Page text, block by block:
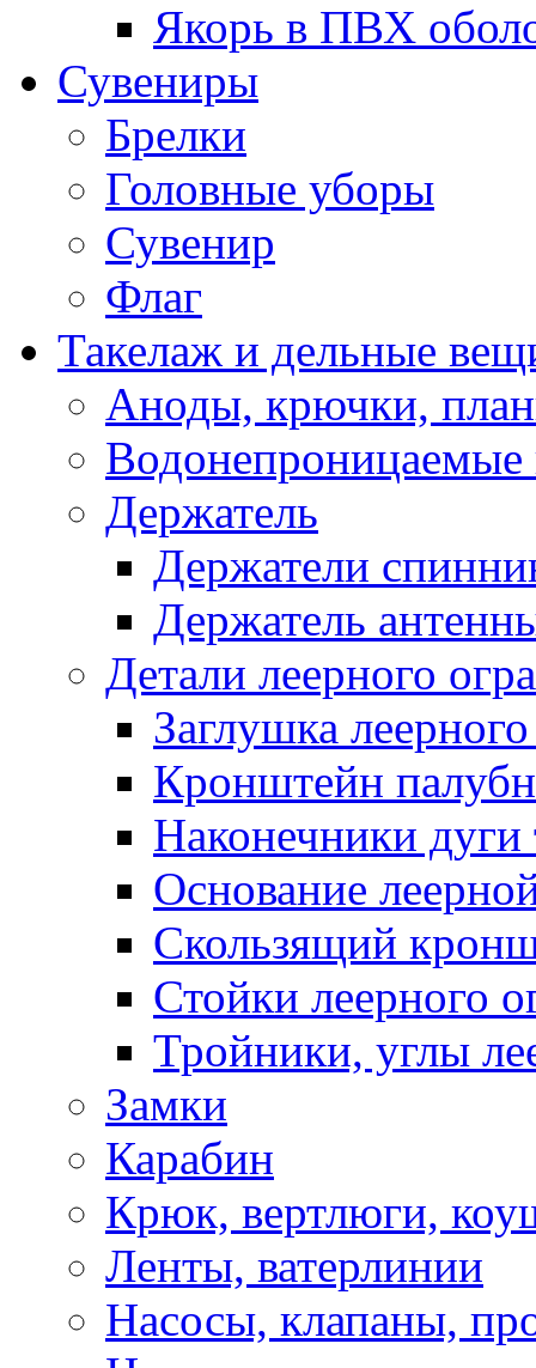
Якорь в ПВХ
Сувениры
Брелки
Головные уборы
Сувенир
Флаг
Такелаж и дельные
Аноды, крючки,
Водонепроницаемые
Держатель
Держатели
Держатель
Детали леерного
Заглушка
Кронштейн
Наконечники дуги
Основание
Скользящий
Стойки леерного
Тройники, углы
Замки
Карабин
Крюк, вертлюги,
Ленты, ватерлинии
Насосы, клапаны,